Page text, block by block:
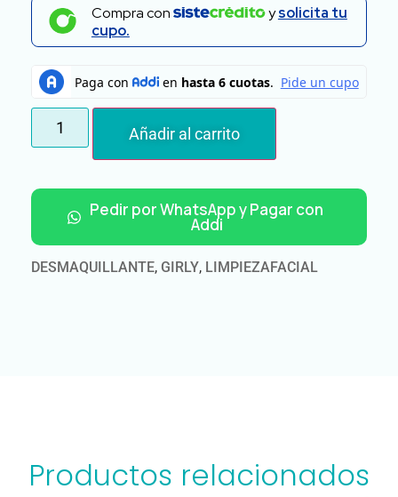
Compra con ysolicita tu
cupo.
Añadir al carrito
Pedir por WhatsApp y Pagar con
Addi
DESMAQUILLANTE, GIRLY, LIMPIEZAFACIAL
Productos relacionados